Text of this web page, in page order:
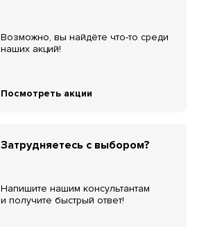
Возможно, вы найдёте что-то среди
наших акций!
Посмотреть акции
Затрудняетесь с выбором?
Напишите нашим консультантам
и получите быстрый ответ!